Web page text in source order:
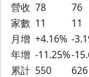
營收 78 76
家數 11 11
月增 +4.16% -
年增 -11.25%-
累計 550 626